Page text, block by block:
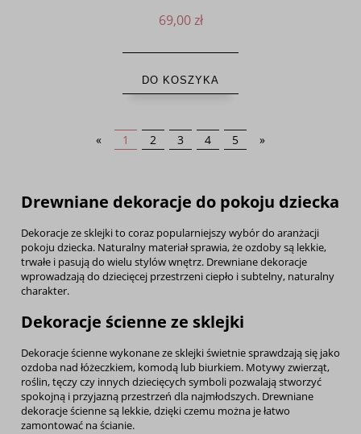
69,00 zł
DO KOSZYKA
« 1 2 3 4 5 »
Drewniane dekoracje do pokoju dziecka
Dekoracje ze sklejki to coraz popularniejszy wybór do aranżacji
pokoju dziecka. Naturalny materiał sprawia, że ozdoby są lekkie,
trwałe i pasują do wielu stylów wnętrz. Drewniane dekoracje
wprowadzają do dziecięcej przestrzeni ciepło i subtelny, naturalny
charakter.
Dekoracje ścienne ze sklejki
Dekoracje ścienne wykonane ze sklejki świetnie sprawdzają się jako
ozdoba nad łóżeczkiem, komodą lub biurkiem. Motywy zwierząt,
roślin, tęczy czy innych dziecięcych symboli pozwalają stworzyć
spokojną i przyjazną przestrzeń dla najmłodszych. Drewniane
dekoracje ścienne są lekkie, dzięki czemu można je łatwo
zamontować na ścianie.